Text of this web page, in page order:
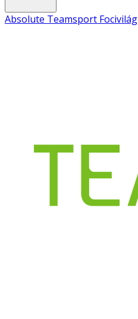
Absolute Teamsport Focivilág